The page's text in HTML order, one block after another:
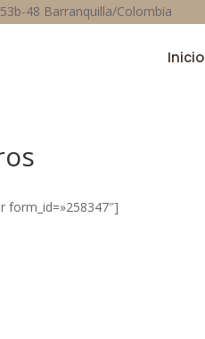
48 Barranquilla/Colombia
Inicio
form_id=»258347″]